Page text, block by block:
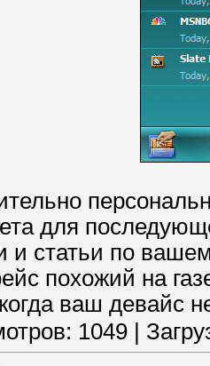
для
и статьи по
похожий на
ваш девайс
1049